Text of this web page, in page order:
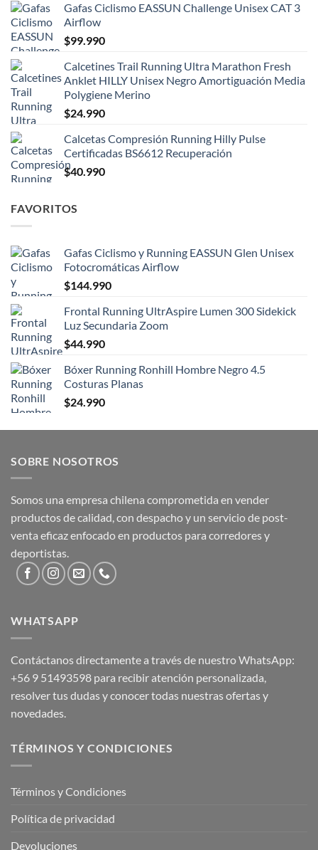
Gafas Ciclismo EASSUN Challenge Unisex CAT 3
Airflow
$99.990
Calcetines Trail Running Ultra Marathon Fresh
Anklet HILLY Unisex Negro Amortiguación Media
Polygiene Merino
$24.990
Calcetas Compresión Running Hilly Pulse
Certificadas BS6612 Recuperación
$40.990
FAVORITOS
Gafas Ciclismo y Running EASSUN Glen Unisex
Fotocromáticas Airflow
$144.990
Frontal Running UltrAspire Lumen 300 Sidekick
Luz Secundaria Zoom
$44.990
Bóxer Running Ronhill Hombre Negro 4.5
Costuras Planas
$24.990
SOBRE NOSOTROS
Somos una empresa chilena comprometida en vender
productos de calidad, con despacho y un servicio de post-
venta eficaz enfocado en productos para corredores y
deportistas.
WHATSAPP
Contáctanos directamente a través de nuestro WhatsApp:
+56 9 51493598 para recibir atención personalizada,
resolver tus dudas y conocer todas nuestras ofertas y
novedades.
TÉRMINOS Y CONDICIONES
Términos y Condiciones
Política de privacidad
Devoluciones